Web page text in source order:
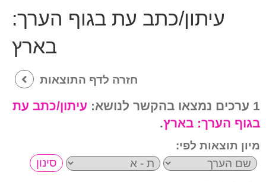
עיתון/כתב עת בגוף הערך:
בארץ
חזרה לדף התוצאות
1 ערכים נמצאו בהקשר לנושא:
עיתון/כתב עת
בגוף הערך: בארץ.
מיון תוצאות לפי: